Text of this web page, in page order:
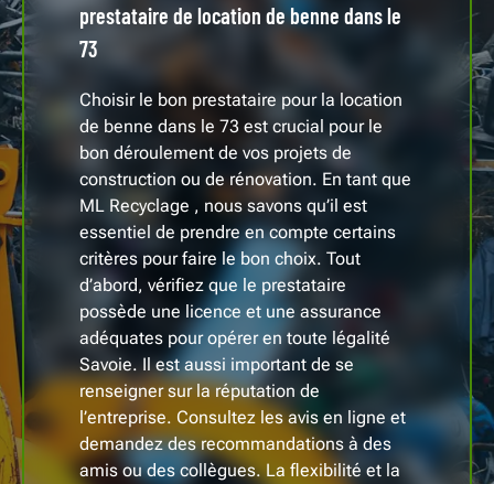
prestataire de location de benne dans le
73
Choisir le bon prestataire pour la location
de benne dans le 73 est crucial pour le
bon déroulement de vos projets de
construction ou de rénovation. En tant que
ML Recyclage , nous savons qu’il est
essentiel de prendre en compte certains
critères pour faire le bon choix. Tout
d’abord, vérifiez que le prestataire
possède une licence et une assurance
adéquates pour opérer en toute légalité
Savoie. Il est aussi important de se
renseigner sur la réputation de
l’entreprise. Consultez les avis en ligne et
demandez des recommandations à des
amis ou des collègues. La flexibilité et la